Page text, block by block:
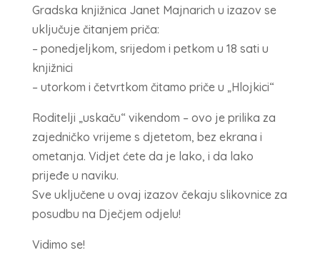
Gradska knjižnica Janet Majnarich u izazov se
uključuje čitanjem priča:
– ponedjeljkom, srijedom i petkom u 18 sati u
knjižnici
– utorkom i četvrtkom čitamo priče u „Hlojkici“
Roditelji „uskaču“ vikendom – ovo je prilika za
zajedničko vrijeme s djetetom, bez ekrana i
ometanja. Vidjet ćete da je lako, i da lako
prijeđe u naviku.
Sve uključene u ovaj izazov čekaju slikovnice za
posudbu na Dječjem odjelu!
Vidimo se!